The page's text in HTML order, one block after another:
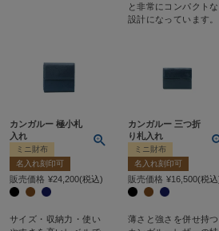
と非常にコンパクトな
設計になっています。
カンガルー 極小札
入れ
ミニ財布
名入れ刻印可
販売価格 ¥24,200 税込
サイズ・収納力・使い
カンガルー 三つ折
り札入れ
ミニ財布
名入れ刻印可
販売価格 ¥16,500 税込
薄さと強さを併せ持つ